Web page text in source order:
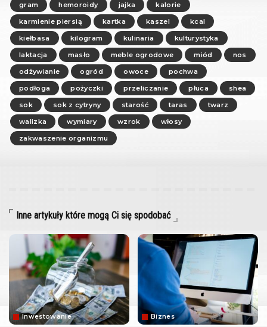
gram
hemoroidy jajka
kalorie
karmienie piersią
kartka kaszel
kcal
kiełbasa
kilogram kulinaria
kulturystyka
laktacja
masło meble ogrodowe miód
nos
odżywianie
ogród owoce
pochwa
podłoga
pożyczki przeliczanie płuca
shea
sok
sok z cytryny starość taras
twarz
walizka
wymiary wzrok
włosy
zakwaszenie organizmu
Inne artykuły które mogą Ci się spodobać
Inwestowanie Biznes